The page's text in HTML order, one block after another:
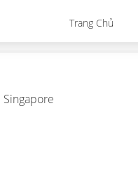
Trang Chủ
Singapore